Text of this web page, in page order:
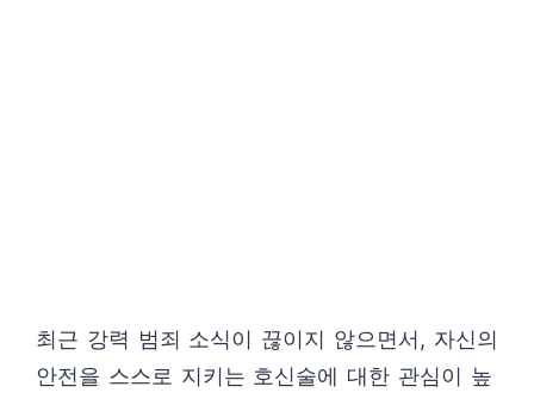
최근 강력 범죄 소식이 끊이지 않으면서, 자신의
안전을 스스로 지키는 호신술에 대한 관심이 높